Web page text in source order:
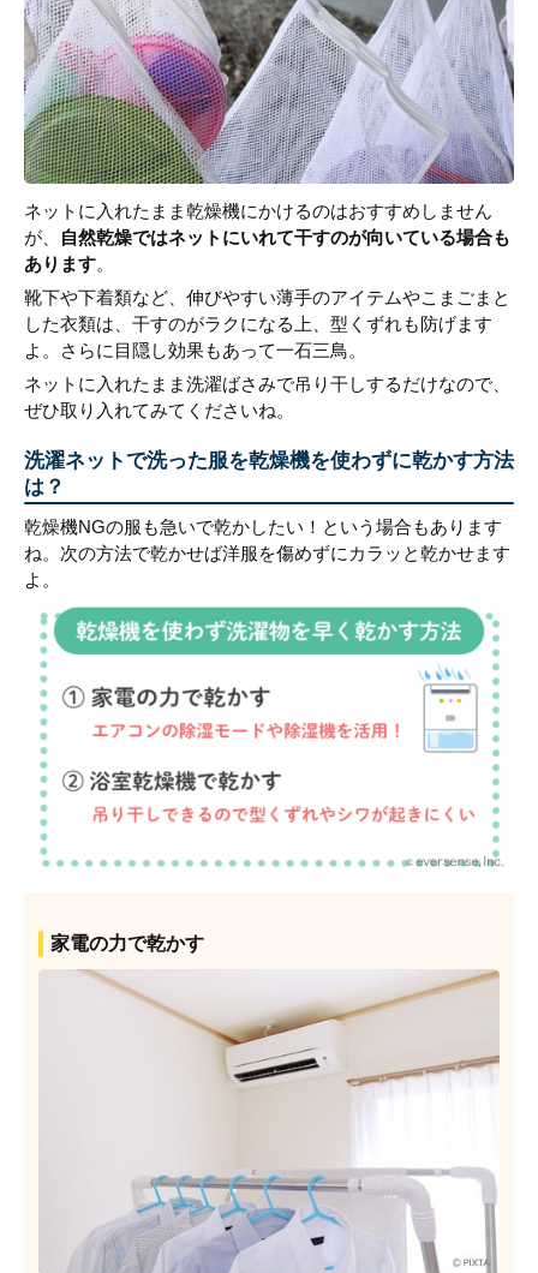
ネットに入れたまま乾燥機にかけるのはおすすめしません
が、
自然乾燥ではネットにいれて干すのが向いている場合も
あります。
靴下や下着類など、伸びやすい薄手のアイテムやこまごまと
した衣類は、干すのがラクになる上、型くずれも防げます
よ。さらに目隠し効果もあって一石三鳥。
ネットに入れたまま洗濯ばさみで吊り干しするだけなので、
ぜひ取り入れてみてくださいね。
洗濯ネットで洗った服を乾燥機を使わずに乾かす方法
は？
乾燥機NGの服も急いで乾かしたい！という場合もあります
ね。次の方法で乾かせば洋服を傷めずにカラッと乾かせます
よ。
家電の力で乾かす